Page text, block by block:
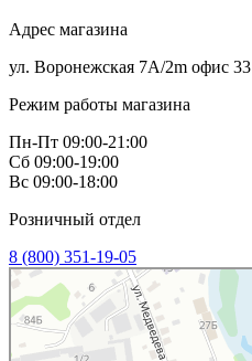
Адрес магазина
ул. Воронежская 7А/2m офис 33
Режим работы магазина
Пн-Пт 09:00-21:00
Сб 09:00-19:00
Вс 09:00-18:00
Розничный отдел
8 (800) 351-19-05